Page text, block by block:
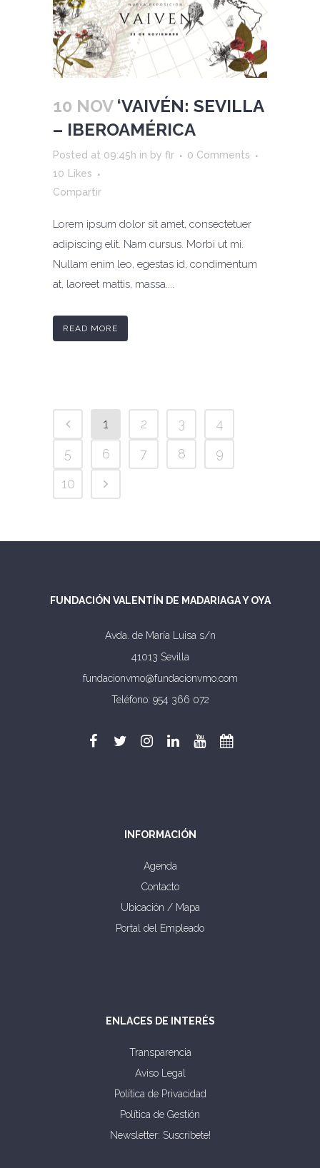
10 NOV ‘VAIVÉN: SEVILLA
– IBEROAMÉRICA
Posted at 09:45h in by flr
0 Comments
10 Likes
Compartir
Lorem ipsum dolor sit amet, consectetuer
adipiscing elit. Nam cursus. Morbi ut mi.
Nullam enim leo, egestas id, condimentum
at, laoreet mattis, massa....
READ MORE
1 2 3
4
5
6 7 8
9
10
FUNDACIÓN VALENTÍN DE MADARIAGA Y OYA
Avda. de María Luisa s/n
41013 Sevilla
fundacionvmo@fundacionvmo.com
Teléfono: 954 366 072
INFORMACIÓN
Agenda
Contacto
Ubicación / Mapa
Portal del Empleado
ENLACES DE INTERÉS
Transparencia
Aviso Legal
Política de Privacidad
Política de Gestión
Newsletter: Suscribete!